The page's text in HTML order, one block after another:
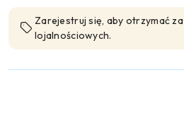
Zarejestruj się, aby otrzymać
lojalnościowych.